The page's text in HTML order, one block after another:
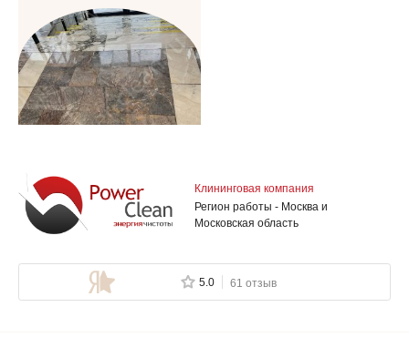
Клининговая компания
Регион работы - Москва и
Московская область
5.0 61 отзыв